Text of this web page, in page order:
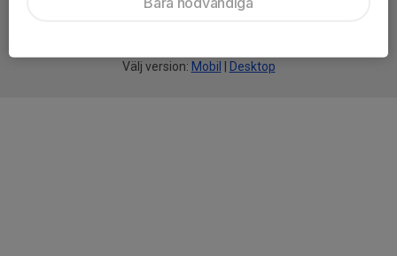
Välj version: Mobil Desktop